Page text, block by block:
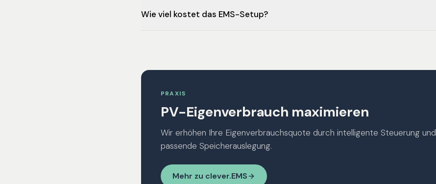
Wie viel kostet das EMS-Setup?
PRAXIS
PV-Eigenverbrauch maximieren
Wir erhöhen Ihre Eigenverbrauchsquote durch intelligente Steuerung und
passende Speicherauslegung.
Mehr zu clever.EMS